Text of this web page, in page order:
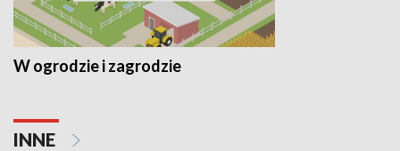
W ogrodzie i zagrodzie
INNE